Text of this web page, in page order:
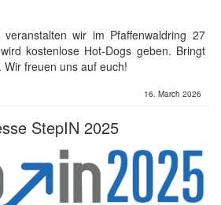
wir im Pfaffenwaldring 27
kostenlose Hot-Dogs geben. Bringt
freuen uns auf euch!
16. March 2026
StepIN 2025